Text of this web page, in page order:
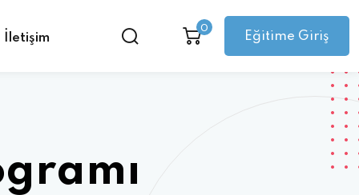
İletişim
0
Eğitime Giriş